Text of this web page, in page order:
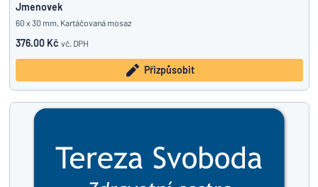
Jmenovek
60 x 30 mm, Kartáčovaná mosaz
376.00 Kč vč. DPH
Přizpůsobit